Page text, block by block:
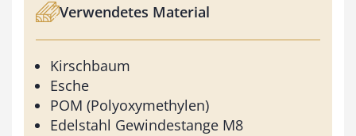
Verwendetes Material
Kirschbaum
Esche
POM (Polyoxymethylen)
Edelstahl Gewindestange M8